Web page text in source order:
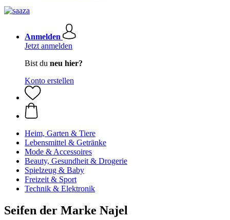
Anmelden
Jetzt anmelden
Bist du neu hier?
Konto erstellen
Heim, Garten & Tiere
Lebensmittel & Getränke
Mode & Accessoires
Beauty, Gesundheit & Drogerie
Spielzeug & Baby
Freizeit & Sport
Technik & Elektronik
Seifen der Marke Najel